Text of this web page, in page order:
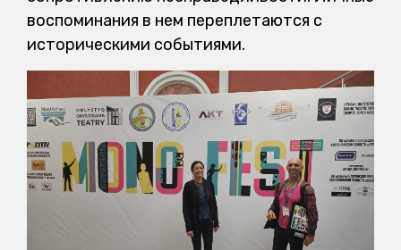
воспоминания в нем переплетаются с
историческими событиями.